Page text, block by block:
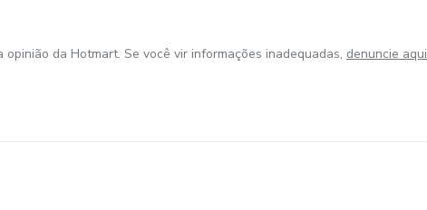
da Hotmart. Se você vir informações inadequadas, denuncie aqui